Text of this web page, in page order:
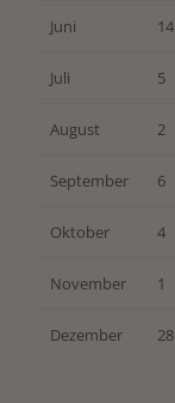
Juni 14
Juli 5
August 2
September 6
Oktober 4
November 1
Dezember 28